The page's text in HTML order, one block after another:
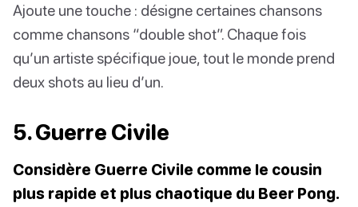
Ajoute une touche : désigne certaines chansons
comme chansons “double shot”. Chaque fois
qu’un artiste spécifique joue, tout le monde prend
deux shots au lieu d’un.
5. Guerre Civile
Considère Guerre Civile comme le cousin
plus rapide et plus chaotique du Beer Pong.